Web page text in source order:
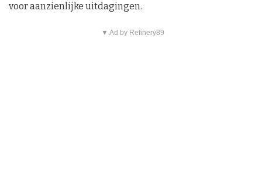
voor aanzienlijke uitdagingen.
▼ Ad by Refinery89